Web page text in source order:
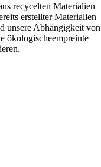
recycelten Materialien
erstellter Materialien
unsere Abhängigkeit von
ökologischeempreinte